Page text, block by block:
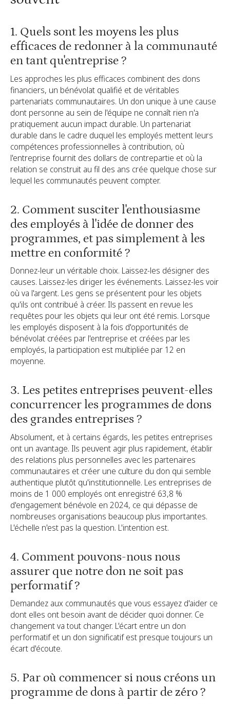
1. Quels sont les moyens les plus
efficaces de redonner à la communauté
en tant qu'entreprise ?
Les approches les plus efficaces combinent des dons
financiers, un bénévolat qualifié et de véritables
partenariats communautaires. Un don unique à une cause
dont personne au sein de l'équipe ne connaît rien n'a
pratiquement aucun impact durable. Un partenariat
durable dans le cadre duquel les employés mettent leurs
compétences professionnelles à contribution, où
l'entreprise fournit des dollars de contrepartie et où la
relation se construit au fil des ans crée quelque chose sur
lequel les communautés peuvent compter.
2. Comment susciter l'enthousiasme
des employés à l'idée de donner des
programmes, et pas simplement à les
mettre en conformité ?
Donnez-leur un véritable choix. Laissez-les désigner des
causes. Laissez-les diriger les événements. Laissez-les voir
où va l'argent. Les gens se présentent pour les objets
qu'ils ont contribué à créer. Ils passent en revue les
requêtes pour les objets qui leur ont été remis. Lorsque
les employés disposent à la fois d'opportunités de
bénévolat créées par l'entreprise et créées par les
employés, la participation est multipliée par 12 en
moyenne.
3. Les petites entreprises peuvent-elles
concurrencer les programmes de dons
des grandes entreprises ?
Absolument, et à certains égards, les petites entreprises
ont un avantage. Ils peuvent agir plus rapidement, établir
des relations plus personnelles avec les partenaires
communautaires et créer une culture du don qui semble
authentique plutôt qu'institutionnelle. Les entreprises de
moins de 1 000 employés ont enregistré 63,8 %
d'engagement bénévole en 2024, ce qui dépasse de
nombreuses organisations beaucoup plus importantes.
L'échelle n'est pas la question. L'intention est.
4. Comment pouvons-nous nous
assurer que notre don ne soit pas
performatif ?
Demandez aux communautés que vous essayez d'aider ce
dont elles ont besoin avant de décider quoi donner. Ce
changement va tout changer. L'écart entre un don
performatif et un don significatif est presque toujours un
écart d'écoute.
5. Par où commencer si nous créons un
programme de dons à partir de zéro ?